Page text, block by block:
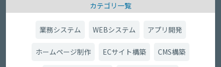
カテゴリ一覧
業務システム WEBシステム アプリ開発
ホームページ制作 ECサイト構築 CMS構築